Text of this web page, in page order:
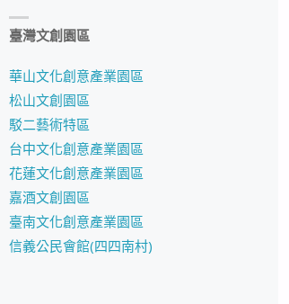
臺灣文創園區
華山文化創意產業園區
松山文創園區
駁二藝術特區
台中文化創意產業園區
花蓮文化創意產業園區
嘉酒文創園區
臺南文化創意產業園區
信義公民會館(四四南村)